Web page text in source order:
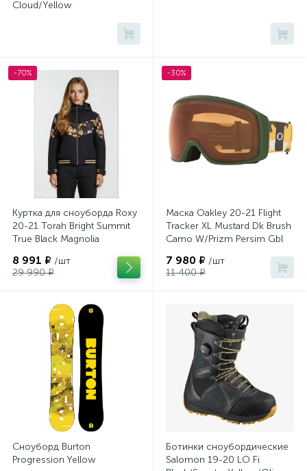
Cloud/Yellow
-70%
Куртка для сноуборда Roxy
20-21 Torah Bright Summit
True Black Magnolia
8 991 ₽ /шт
29 990 ₽
-30%
Маска Oakley 20-21 Flight
Tracker XL Mustard Dk Brush
Camo W/Prizm Persim Gbl
7 980 ₽ /шт
11 400 ₽
Сноуборд Burton
Progression Yellow
Ботинки сноубордические
Salomon 19-20 LO Fi